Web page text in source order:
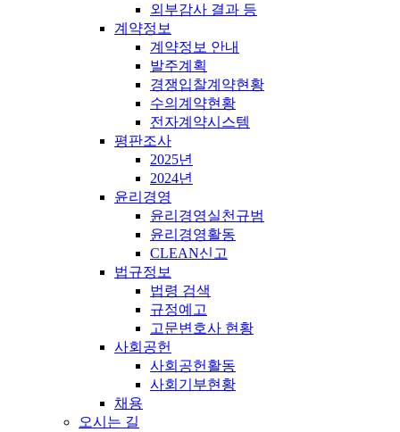
외부감사 결과 등
계약정보
계약정보 안내
발주계획
경쟁입찰계약현황
수의계약현황
전자계약시스템
평판조사
2025년
2024년
윤리경영
윤리경영실천규범
윤리경영활동
CLEAN신고
법규정보
법령 검색
규정예고
고문변호사 현황
사회공헌
사회공헌활동
사회기부현황
채용
오시는 길